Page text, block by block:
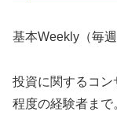
基本Weekly（毎
投資に関するコン
程度の経験者まで